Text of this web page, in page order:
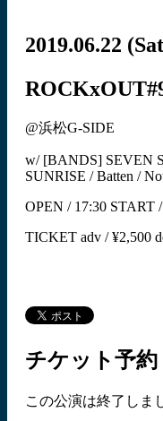
2019.06.22
@浜松G-SIDE
w/ [BANDS] SEVEN
SUNRISE / Batten /
OPEN / 17:30 START
TICKET adv / ¥2,500
チケット予約
この公演は終了しま